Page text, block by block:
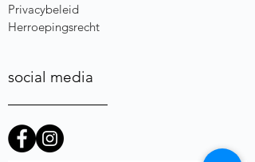
Privacybeleid
Herroepingsrecht
social media